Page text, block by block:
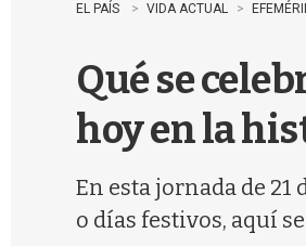
EL PAÍS VIDA ACTUAL
Qué se
hoy en la
En esta jornada de
o días festivos, aquí